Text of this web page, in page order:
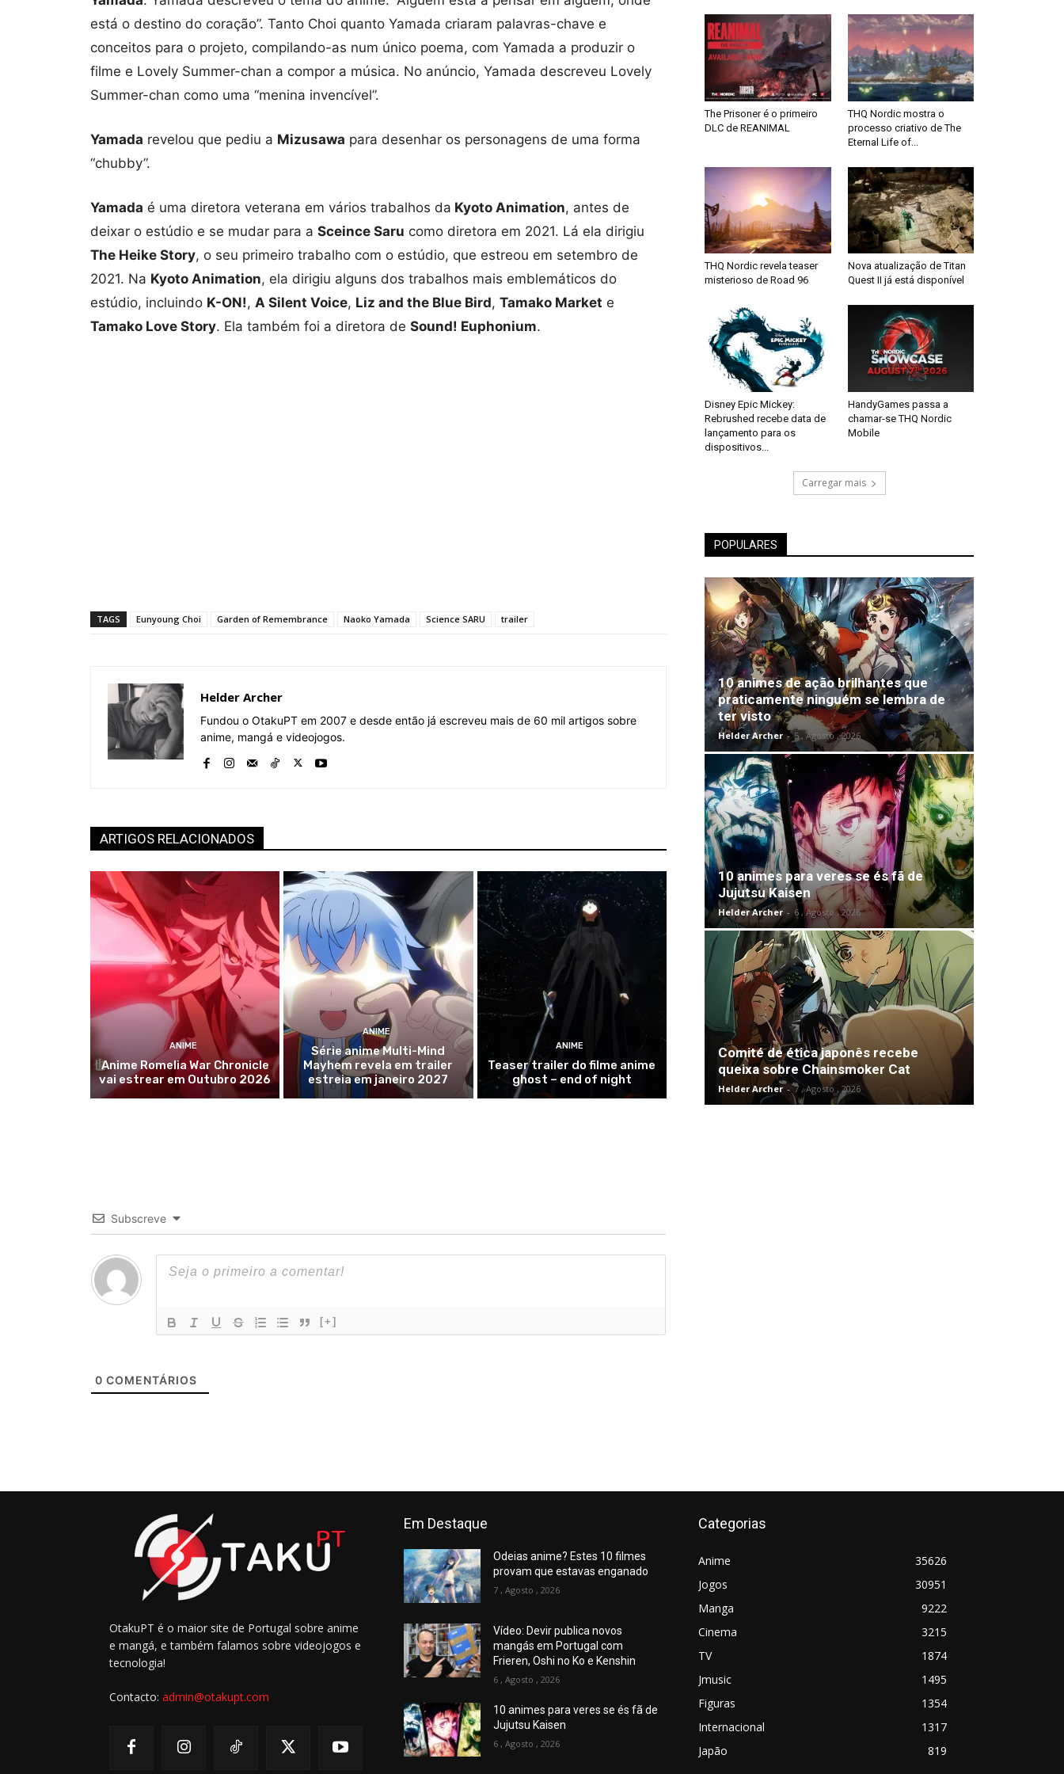
está o destino do coração”. Tanto Choi quanto Yamada criaram palavras-chave e
conceitos para o projeto, compilando-as num único poema, com Yamada a produzir o
filme e Lovely Summer-chan a compor a música. No anúncio, Yamada descreveu Lovely
Summer-chan como uma “menina invencível”.
Yamada revelou que pediu a Mizusawa para desenhar os personagens de uma forma
“chubby”.
Yamada é uma diretora veterana em vários trabalhos da Kyoto Animation, antes de
deixar o estúdio e se mudar para a Sceince Saru como diretora em 2021. Lá ela dirigiu
The Heike Story, o seu primeiro trabalho com o estúdio, que estreou em setembro de
2021. Na Kyoto Animation, ela dirigiu alguns dos trabalhos mais emblemáticos do
estúdio, incluindo K-ON!, A Silent Voice, Liz and the Blue Bird, Tamako Market e
Tamako Love Story. Ela também foi a diretora de Sound! Euphonium.
TAGS Eunyoung Choi Garden of Remembrance Naoko Yamada Science SARU trailer
Helder Archer
Fundou o OtakuPT em 2007 e desde então já escreveu mais de 60 mil artigos sobre
anime, mangá e videojogos.
ARTIGOS RELACIONADOS
ANIME
Anime Romelia War Chronicle
vai estrear em Outubro 2026
ANIME
Série anime Multi-Mind
Mayhem revela em trailer
estreia em janeiro 2027
ANIME
Teaser trailer do filme anime
ghost – end of night
Subscreve
[+]
0 COMENTÁRIOS
The Prisoner é o primeiro
DLC de REANIMAL
THQ Nordic mostra o
processo criativo de The
Eternal Life of...
THQ Nordic revela teaser
misterioso de Road 96
Nova atualização de Titan
Quest II já está disponível
Disney Epic Mickey:
Rebrushed recebe data de
lançamento para os
dispositivos...
HandyGames passa a
chamar-se THQ Nordic
Mobile
Carregar mais
POPULARES
10 animes de ação brilhantes que
praticamente ninguém se lembra de
ter visto
Helder Archer - 5 , Agosto , 2026
10 animes para veres se és fã de
Jujutsu Kaisen
Helder Archer - 6 , Agosto , 2026
Comité de ética japonês recebe
queixa sobre Chainsmoker Cat
Helder Archer - 7 , Agosto , 2026
OtakuPT é o maior site de Portugal sobre anime
e mangá, e também falamos sobre videojogos e
tecnologia!
Contacto: admin@otakupt.com
Em Destaque
Odeias anime? Estes 10 filmes
provam que estavas enganado
7 , Agosto , 2026
Vídeo: Devir publica novos
mangás em Portugal com
Frieren, Oshi no Ko e Kenshin
6 , Agosto , 2026
10 animes para veres se és fã de
Jujutsu Kaisen
6 , Agosto , 2026
Categorias
Anime
35626
Jogos
30951
Manga
9222
Cinema
3215
TV
1874
Jmusic
1495
Figuras
1354
Internacional
1317
Japão
819